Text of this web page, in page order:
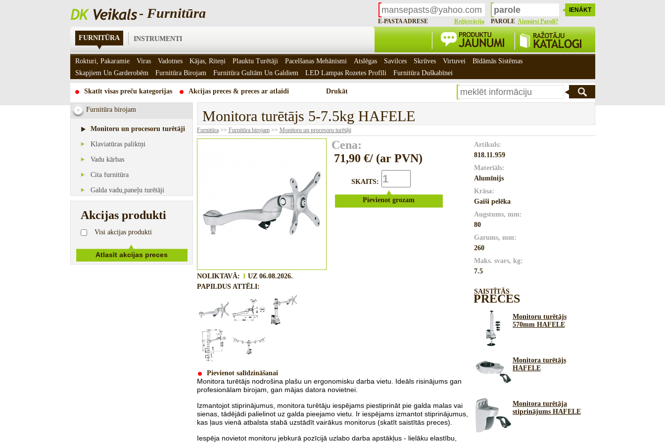
- Furnitūra
E-PASTA ADRESE Reģistrācija PAROLE Aizmirsi Paroli?
FURNITŪRA INSTRUMENTI
Skatīt visas preču kategorijas Akcijas preces & preces ar atlaidi Drukāt
Furnitūra birojam
Monitoru un procesoru turētāji
Klaviatūras paliktņi
Vadu kārbas
Cita furnitūra
Galda vadu,paneļu turētāji
Akcijas produkti
Visi akcijas produkti
Monitora turētājs 5-7.5kg HAFELE
Furnitūra>> Furnitūra birojam>> Monitoru un procesoru turētāji
Cena:
71,90 €/ (ar PVN)
SKAITS:
Pievienot grozam
NOLIKTAVĀ: 1 UZ 06.08.2026.
PAPILDUS ATTĒLI:
Pievienot salīdzināšanai
Monitora turētājs nodrošina plašu un ergonomisku darba vietu. Ideāls risinājums gan
profesionālam birojam, gan mājas datora novietnei.
Izmantojotstiprinājumus, monitora turētāju iespējams piestiprināt pie galda malas vai
sienas, tādējādi palielinot uz galda pieejamo vietu. Ir iespējams izmantot stiprinājumus,
kas ļaus vienā atbalsta stabā uzstādīt vairākus monitorus (skatīt saistītās preces)
Iespēja novietot monitoru jebkurā pozīcijā uzlabo darba apstākļus - lielāku elastību,
Artikuls:
818.11.959
Materiāls:
Alumīnijs
Krāsa:
Gaiši pelēka
Augstums, mm:
80
Garums, mm:
260
Maks. svars, kg:
7.5
SAISTĪTĀS
PRECES
Monitoru turētājs
570mm HAFELE
Monitora turētājs
HAFELE
Monitora turētāja
stiprinājums HAFELE
Rokturi, Pakaramie Viras Vadotnes Kājas, Riteņi Plauktu Turētāji Pacelšanas Mehānismi Atslēgas Savilces Skrūves Virtuvei
Bīdāmās Sistēmas
Skapjiem Un Garderobēm
Furnitūra Birojam Furnitūra Gultām Un Galdiem LED Lampas Rozetes Profīli Furnitūra Duškabīnei